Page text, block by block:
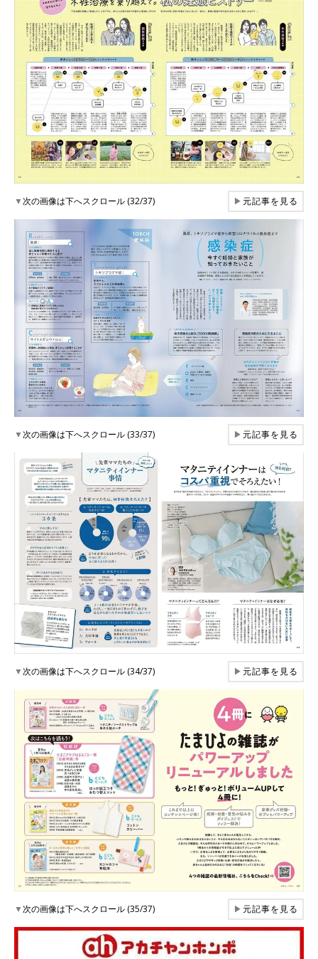
▼次の画像は下へスクロール (32/37) ▶元記事を見る
▼次の画像は下へスクロール (33/37) ▶元記事を見る
▼次の画像は下へスクロール (34/37) ▶元記事を見る
▼次の画像は下へスクロール (35/37) ▶元記事を見る